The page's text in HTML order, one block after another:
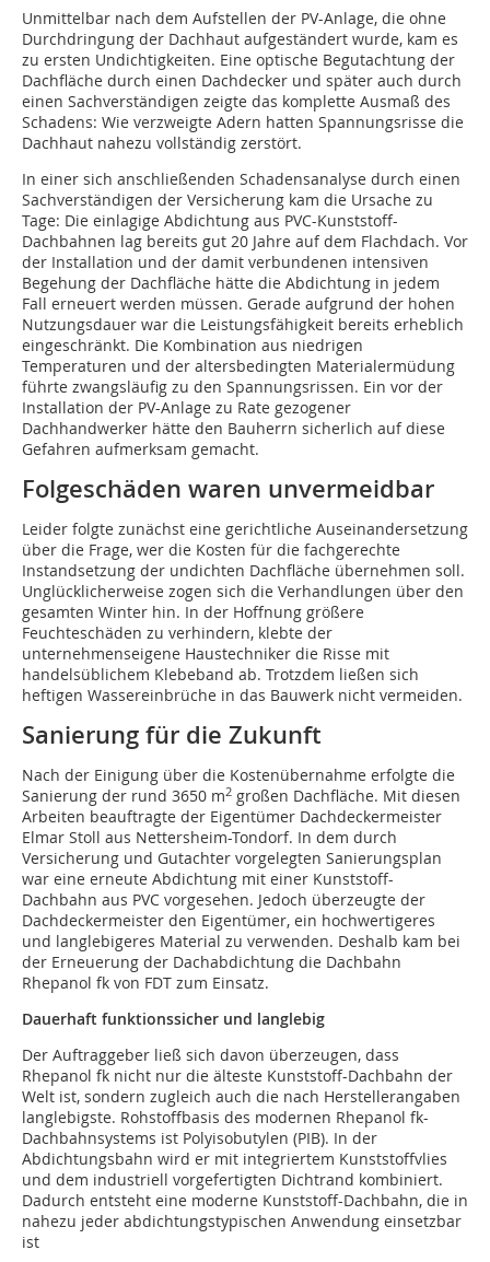
Unmittelbar nach dem Aufstellen der PV-Anlage, die ohne
Durchdringung der Dachhaut aufgeständert wurde, kam es
zu ersten Undichtigkeiten. Eine optische Begutachtung der
Dachfläche durch einen Dachdecker und später auch durch
einen Sachverständigen zeigte das komplette Ausmaß des
Schadens: Wie verzweigte Adern hatten Spannungsrisse die
Dachhaut nahezu vollständig zerstört.
In einer sich anschließenden Schadensanalyse durch einen
Sachverständigen der Versicherung kam die Ursache zu
Tage: Die einlagige Abdichtung aus PVC-Kunststoff-
Dachbahnen lag bereits gut 20 Jahre auf dem Flachdach. Vor
der Installation und der damit verbundenen intensiven
Begehung der Dachfläche hätte die Abdichtung in jedem
Fall erneuert werden müssen. Gerade aufgrund der hohen
Nutzungsdauer war die Leistungsfähigkeit bereits erheblich
eingeschränkt. Die Kombination aus niedrigen
Temperaturen und der altersbedingten Materialermüdung
führte zwangsläufig zu den Spannungsrissen. Ein vor der
Installation der PV-Anlage zu Rate gezogener
Dachhandwerker hätte den Bauherrn sicherlich auf diese
Gefahren aufmerksam gemacht.
Folgeschäden waren unvermeidbar
Leider folgte zunächst eine gerichtliche Auseinandersetzung
über die Frage, wer die Kosten für die fachgerechte
Instandsetzung der undichten Dachfläche übernehmen soll.
Unglücklicherweise zogen sich die Verhandlungen über den
gesamten Winter hin. In der Hoffnung größere
Feuchteschäden zu verhindern, klebte der
unternehmenseigene Haustechniker die Risse mit
handelsüblichem Klebeband ab. Trotzdem ließen sich
heftigen Wassereinbrüche in das Bauwerk nicht vermeiden.
Sanierung für die Zukunft
Nach der Einigung über die Kostenübernahme erfolgte die
Sanierung der rund 3650 m2 großen Dachfläche. Mit diesen
Arbeiten beauftragte der Eigentümer Dachdeckermeister
Elmar Stoll aus Nettersheim-Tondorf. In dem durch
Versicherung und Gutachter vorgelegten Sanierungsplan
war eine erneute Abdichtung mit einer Kunststoff-
Dachbahn aus PVC vorgesehen. Jedoch überzeugte der
Dachdeckermeister den Eigentümer, ein hochwertigeres
und langlebigeres Material zu verwenden. Deshalb kam bei
der Erneuerung der Dachabdichtung die Dachbahn
Rhepanol fk von FDT zum Einsatz.
Dauerhaft funktionssicher und langlebig
Der Auftraggeber ließ sich davon überzeugen, dass
Rhepanol fk nicht nur die älteste Kunststoff-Dachbahn der
Welt ist, sondern zugleich auch die nach Herstellerangaben
langlebigste. Rohstoffbasis des modernen Rhepanol fk-
Dachbahnsystems ist Polyisobutylen (PIB). In der
Abdichtungsbahn wird er mit integriertem Kunststoffvlies
und dem industriell vorgefertigten Dichtrand kombiniert.
Dadurch entsteht eine moderne Kunststoff-Dachbahn, die in
nahezu jeder abdichtungstypischen Anwendung einsetzbar
ist